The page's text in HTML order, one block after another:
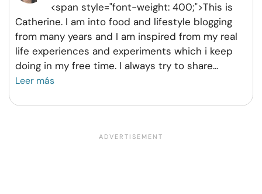
<span style="font-weight: 400;">This is
Catherine. I am into food and lifestyle blogging
from many years and I am inspired from my real
life experiences and experiments which i keep
doing in my free time. I always try to share...
Leer más